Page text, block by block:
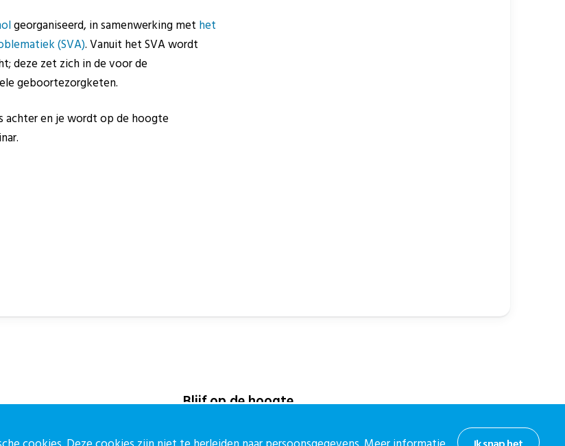
georganiseerd, in samenwerking met het
(SVA). Vanuit het SVA wordt
deze zet zich in de voor de
geboortezorgketen.
achter en je wordt op de hoogte
Blijf op de hoogte